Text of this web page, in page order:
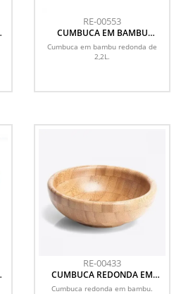
RE-00553
CUMBUCA EM BAMBU
REDONDA DE 2,2L
Cumbuca em bambu redonda de
2,2L.
RE-00433
CUMBUCA REDONDA EM
BAMBU - 200ML
Cumbuca redonda em bambu.